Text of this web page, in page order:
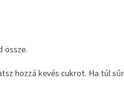
össze.
hozzá kevés cukrot. Ha túl